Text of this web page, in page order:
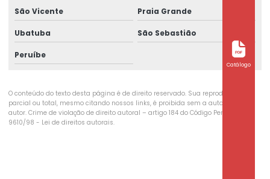
São Vicente Praia Grande
Ubatuba São Sebastião
Peruíbe
O conteúdo do texto desta página é de direito reservado. Sua reprodução,
parcial ou total, mesmo citando nossos links, é proibida sem a autorização do
autor. Crime de violação de direito autoral – artigo 184 do Código Penal –
9610/98 - Lei de direitos autorais.
Catálogo